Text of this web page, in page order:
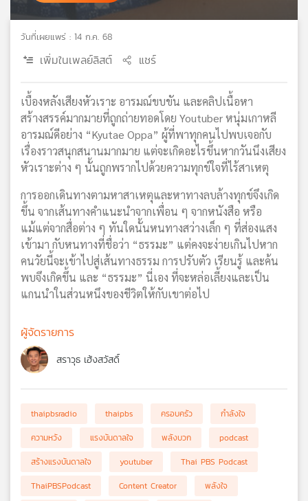
ข่าย
วันที่เผยแพร่ : 14 ก.ค. 68
เพิ่มในเพลย์ลิสต์ แชร์
เบื้องหลังเสียงหัวเราะ อารมณ์ขบขัน และคลิปเนื้อหา
สร้างสรรค์มากมายที่ถูกถ่ายทอดโดย Youtuber หนุ่มเกาหลี
อารมณ์ดีอย่าง “Kyutae Oppa” ผู้ที่พาทุกคนไปพบเจอกับ
เรื่องราวสนุกสนานมากมาย แต่จะเกิดอะไรขึ้นหากวันนึงเสียง
หัวเราะต่าง ๆ นั้นถูกพรากไปด้วยความทุกข์ใจที่ไร้สาเหตุ
การออกเดินทางตามหาสาเหตุและหาทางลบล้างทุกข์จึงเกิด
ขึ้น จากเส้นทางคำแนะนำจากเพื่อน ๆ จากหนังสือ หรือ
แม้แต่จากสื่อต่าง ๆ ทันใดนั้นหนทางสว่างเล็ก ๆ ที่ส่องแสง
เข้ามา กับหนทางที่ชื่อว่า “ธรรมะ” แต่คงจะง่ายเกินไปหาก
คนวัยนี้จะเข้าไปสู่เส้นทางธรรม การปรับตัว เรียนรู้ และค้น
พบจึงเกิดขึ้น และ “ธรรมะ” นี่เอง ที่จะหล่อเลี้ยงและเป็น
แกนนำในส่วนหนึงของชีวิตให้กับเขาต่อไป
ผู้จัดรายการ
สราวุธ เฮ้งสวัสดิ์
thaipbsradio thaipbs ครอบครัว
กำลังใจ
ความหวัง
แรงบันดาลใจ พลังบวก
podcast
สร้างแรงบันดาลใจ
youtuber
Thai PBS Podcast
ThaiPBSPodcast
Content Creator
พลังใจ